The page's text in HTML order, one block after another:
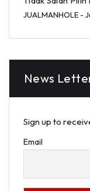
JUALMANHOLE -
News
Sign up to
Email